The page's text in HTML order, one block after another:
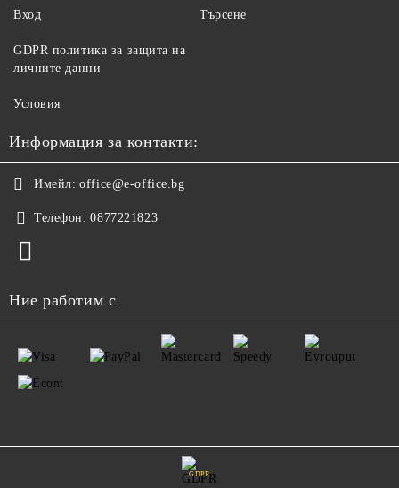
Вход Търсене
GDPR политика за защита на
личните данни
Условия
Информация за контакти:
Имейл: office@e-office.bg
Телефон: 0877221823
Ние работим с
GDPR